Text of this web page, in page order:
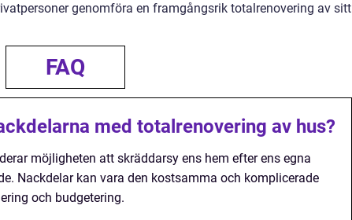
genomföra en framgångsrik totalrenovering av sitt
FAQ
med totalrenovering av hus?
möjligheten att skräddarsy ens hem efter ens egna
Nackdelar kan vara den kostsamma och komplicerade
och budgetering.